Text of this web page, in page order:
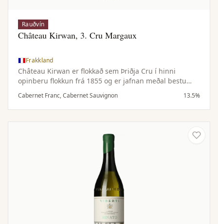
Rauðvín
Château Kirwan, 3. Cru Margaux
Frakkland
Château Kirwan er flokkað sem Þriðja Cru í hinni
opinberu flokkun frá 1855 og er jafnan meðal bestu
vína Margaux. Búgarðurinn framleiðir að meðaltali um
12.000 kassa á ári af aðalvíni sínu.
Cabernet Franc, Cabernet Sauvignon 13.5%